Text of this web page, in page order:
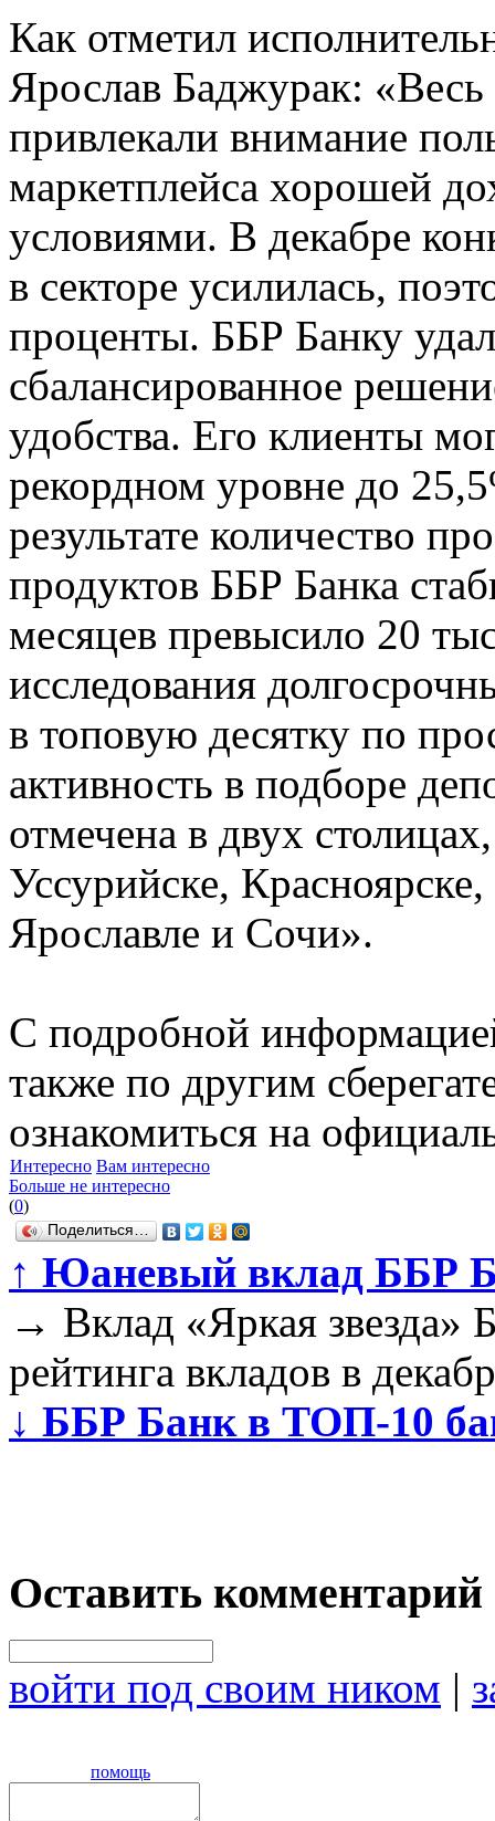
Как отметил
Ярослав Баджурак:
привлекали внимание
маркетплейса хорошей
условиями. В декабре
в секторе усилилась,
проценты. ББР Банку
сбалансированное
удобства. Его клиенты
рекордном уровне до
результате количество
продуктов ББР Банка
месяцев превысило 20
исследования
в топовую десятку по
активность в подборе
отмечена в двух
Уссурийске,
Ярославле и Сочи».
С подробной
также по другим
ознакомиться на
Интересно Вам интересно
Больше не интересно
(0)
Поделиться…
↑ Юаневый вклад ББР
→ Вклад «Яркая звезда»
рейтинга вкладов в
↓ ББР Банк в ТОП-10
Оставить комментарий
войти под своим ником |
помощь